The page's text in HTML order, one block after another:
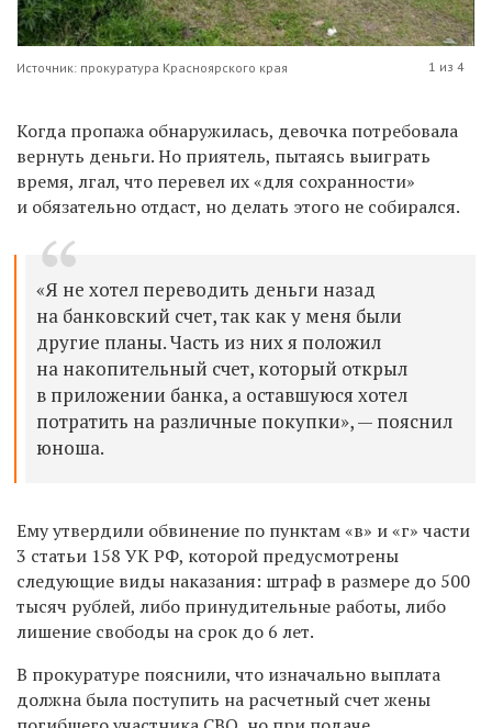
Источник: прокуратура Красноярского края 1 из 4
Когда пропажа обнаружилась, девочка потребовала
вернуть деньги. Но приятель, пытаясь выиграть
время, лгал, что перевел их «для сохранности»
и обязательно отдаст, но делать этого не собирался.
«Я не хотел переводить деньги назад
на банковский счет, так как у меня были
другие планы. Часть из них я положил
на накопительный счет, который открыл
в приложении банка, а оставшуюся хотел
потратить на различные покупки», — пояснил
юноша.
Ему утвердили обвинение по пунктам «в» и «г» части
3 статьи 158 УК РФ, которой предусмотрены
следующие виды наказания: штраф в размере до 500
тысяч рублей, либо принудительные работы, либо
лишение свободы на срок до 6 лет.
В прокуратуре пояснили, что изначально выплата
должна была поступить на расчетный счет жены